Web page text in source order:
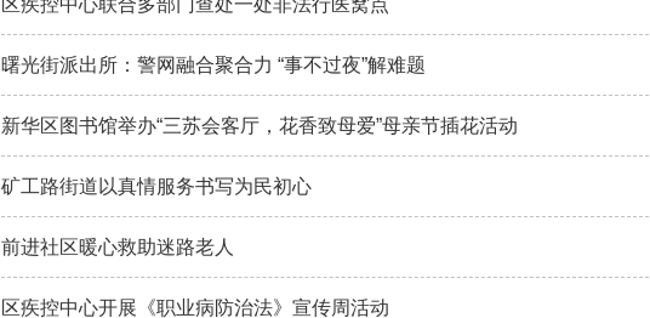
区疾控中心联合多部门查处一处非法行医窝点
曙光街派出所：警网融合聚合力 “事不过夜”解难题
新华区图书馆举办“三苏会客厅，花香致母爱”母亲节插花活动
矿工路街道以真情服务书写为民初心
前进社区暖心救助迷路老人
区疾控中心开展《职业病防治法》宣传周活动